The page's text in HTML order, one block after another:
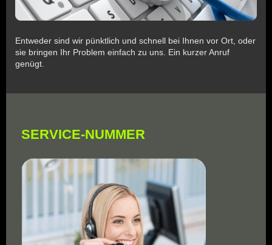
Entweder sind wir pünktlich und schnell bei Ihnen vor Ort, oder
sie bringen Ihr Problem einfach zu uns. Ein kurzer Anruf
genügt.
SERVICE-NUMMER